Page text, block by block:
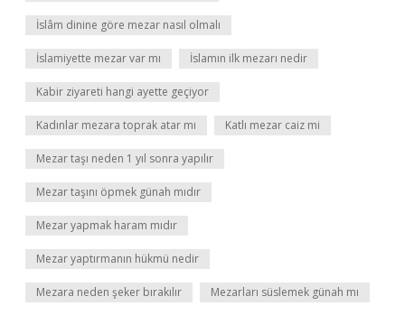
İslâm dinine göre mezar nasıl olmalı
İslamiyette mezar var mı İslamın ilk mezarı nedir
Kabir ziyareti hangi ayette geçiyor
Kadınlar mezara toprak atar mı Katlı mezar caiz mi
Mezar taşı neden 1 yıl sonra yapılır
Mezar taşını öpmek günah mıdır
Mezar yapmak haram mıdır
Mezar yaptırmanın hükmü nedir
Mezara neden şeker bırakılır Mezarları süslemek günah mı